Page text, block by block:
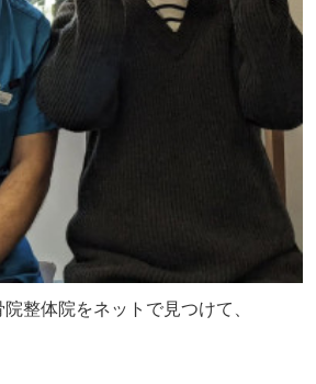
整体院をネットで見つけて、